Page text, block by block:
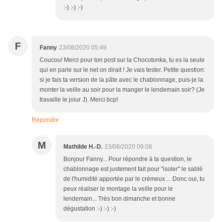
:-) :-) :-)
F Fanny 23/08/2020 05:49
Coucou! Merci pour ton post sur la Chocotonka, tu es la seule
qui en parle sur le net on dirait ! Je vais tester. Petite question:
si je fais ta version de la pâte avec le chablonnage, puis-je la
monter la veille au soir pour la manger le lendemain soir? (Je
travaille le joiur J). Merci bcp!
Répondre
M Mathilde H.-D. 23/08/2020 09:08
Bonjour Fanny... Pour répondre à ta question, le
chablonnage est justement fait pour "isoler" le sablé
de l'humidité apportée par le crémeux ... Donc oui, tu
peux réaliser le montage la veille pour le
lendemain... Très bon dimanche et bonne
dégustation :-) :-) :-)